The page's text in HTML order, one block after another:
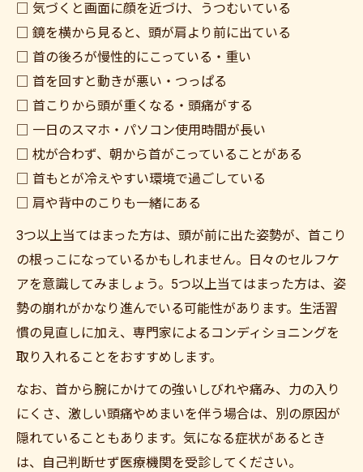
□ 気づくと画面に顔を近づけ、うつむいている
□ 鏡を横から見ると、頭が肩より前に出ている
□ 首の後ろが慢性的にこっている・重い
□ 首を回すと動きが悪い・つっぱる
□ 首こりから頭が重くなる・頭痛がする
□ 一日のスマホ・パソコン使用時間が長い
□ 枕が合わず、朝から首がこっていることがある
□ 首もとが冷えやすい環境で過ごしている
□ 肩や背中のこりも一緒にある
3つ以上当てはまった方は、頭が前に出た姿勢が、首こり
の根っこになっているかもしれません。日々のセルフケ
アを意識してみましょう。5つ以上当てはまった方は、姿
勢の崩れがかなり進んでいる可能性があります。生活習
慣の見直しに加え、専門家によるコンディショニングを
取り入れることをおすすめします。
なお、首から腕にかけての強いしびれや痛み、力の入り
にくさ、激しい頭痛やめまいを伴う場合は、別の原因が
隠れていることもあります。気になる症状があるとき
は、自己判断せず医療機関を受診してください。